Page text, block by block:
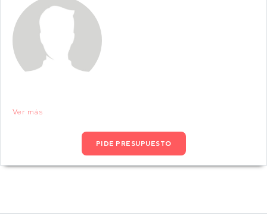
Ver más
PIDE PRESUPUESTO